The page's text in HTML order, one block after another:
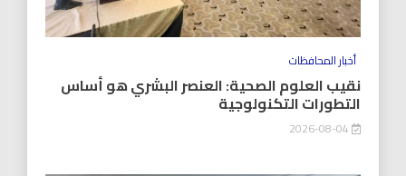
أخبار المحافظات
نقيب العلوم الصحية: العنصر البشري هو أساس
التطورات التكنولوجية